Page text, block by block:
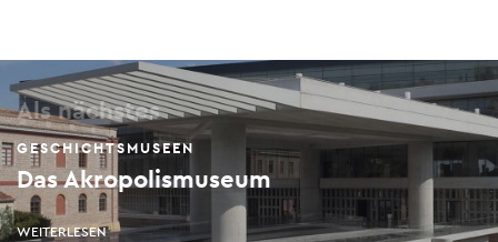
Als nächstes
GESCHICHTSMUSEEN
Das Akropolismuseum
WEITERLESEN